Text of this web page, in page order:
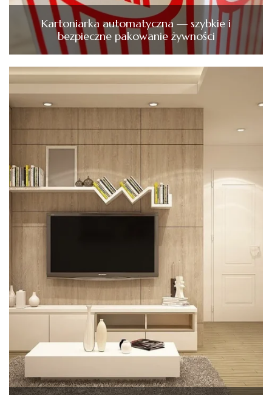
Kartoniarka automatyczna — szybkie i
bezpieczne pakowanie żywności